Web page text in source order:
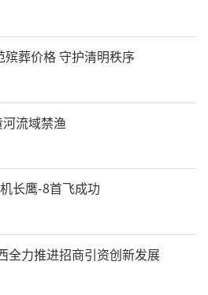
葬价格 守护清明秩序
流域禁渔
长鹰-8首飞成功
全力推进招商引资创新发展